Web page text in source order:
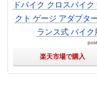
ドバイク クロスバイ
クト ゲージ アダプタ
ランス式 バイ
楽天市場で購入